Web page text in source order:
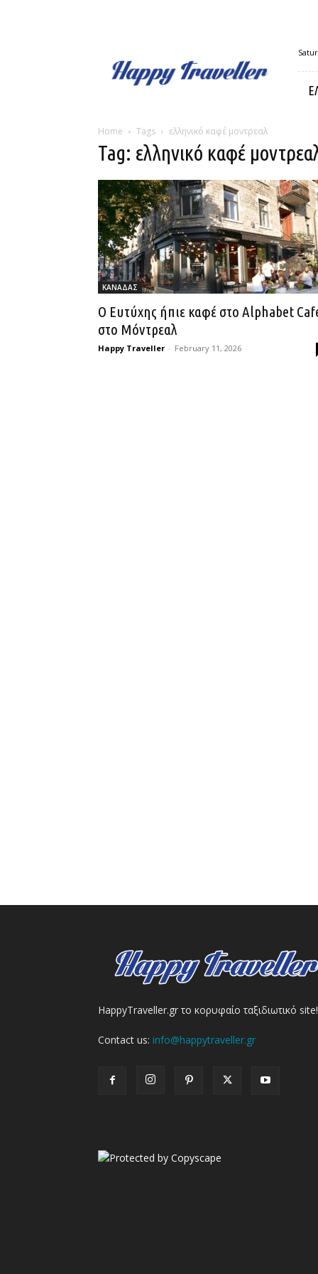
Traveller
Home Tags ελληνικό καφέ μοντρεαλ
Tag: ελληνικό καφέ
ΚΑΝΑΔΑΣ
Ο Ευτύχης ήπιε καφέ στο Alphabet
στο Μόντρεαλ
Happy Traveller - February 11, 2026
HappyTraveller.gr το κορυφαίο ταξιδιωτικό site!
Contact us: info@happytraveller.gr